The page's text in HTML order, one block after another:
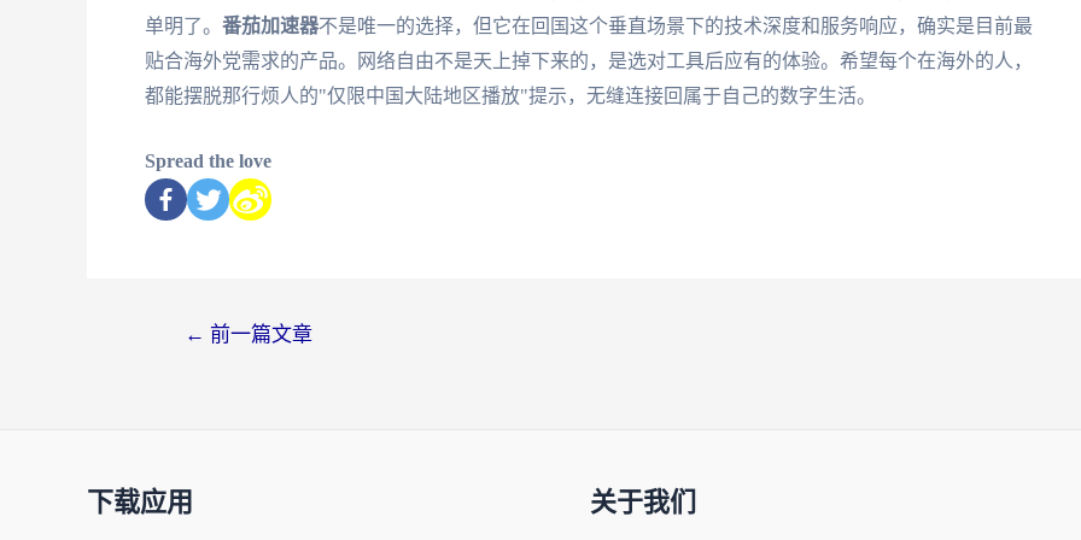
单明了。 番茄加速器不是唯一的选择，但它在回国这个垂直场景下的技术深度和服务响应，确实是目前最
贴合海外党需求的产品。网络自由不是天上掉下来的，是选对工具后应有的体验。希望每个在海外的人，
都能摆脱那行烦人的"仅限中国大陆地区播放"提示，无缝连接回属于自己的数字生活。
Spread the love
← 前一篇文章
下载应用 关于我们